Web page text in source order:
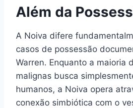
Além da
A Noiva difere
casos de possessão
Warren. Enquanto a maioria
malignas busca
humanos, a Noiva opera
conexão simbiótica com o